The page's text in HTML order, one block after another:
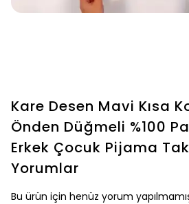
Kare Desen Mavi Kısa
Önden Düğmeli %100
Erkek Çocuk Pijama
Yorumlar
Bu ürün için henüz yorum